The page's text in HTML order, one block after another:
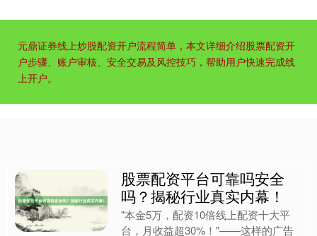
元鼎证券线上炒股配资开户流程简单，本文详细介绍股票配资开
户步骤、账户审核、安全交易及风控技巧，帮助用户快速完成线
上开户。
股票配资平台可靠吗安全
吗？揭秘行业真实内幕！
"本金5万，配资10倍线上配资十大平
台，月收益超30%！"——这样的广告